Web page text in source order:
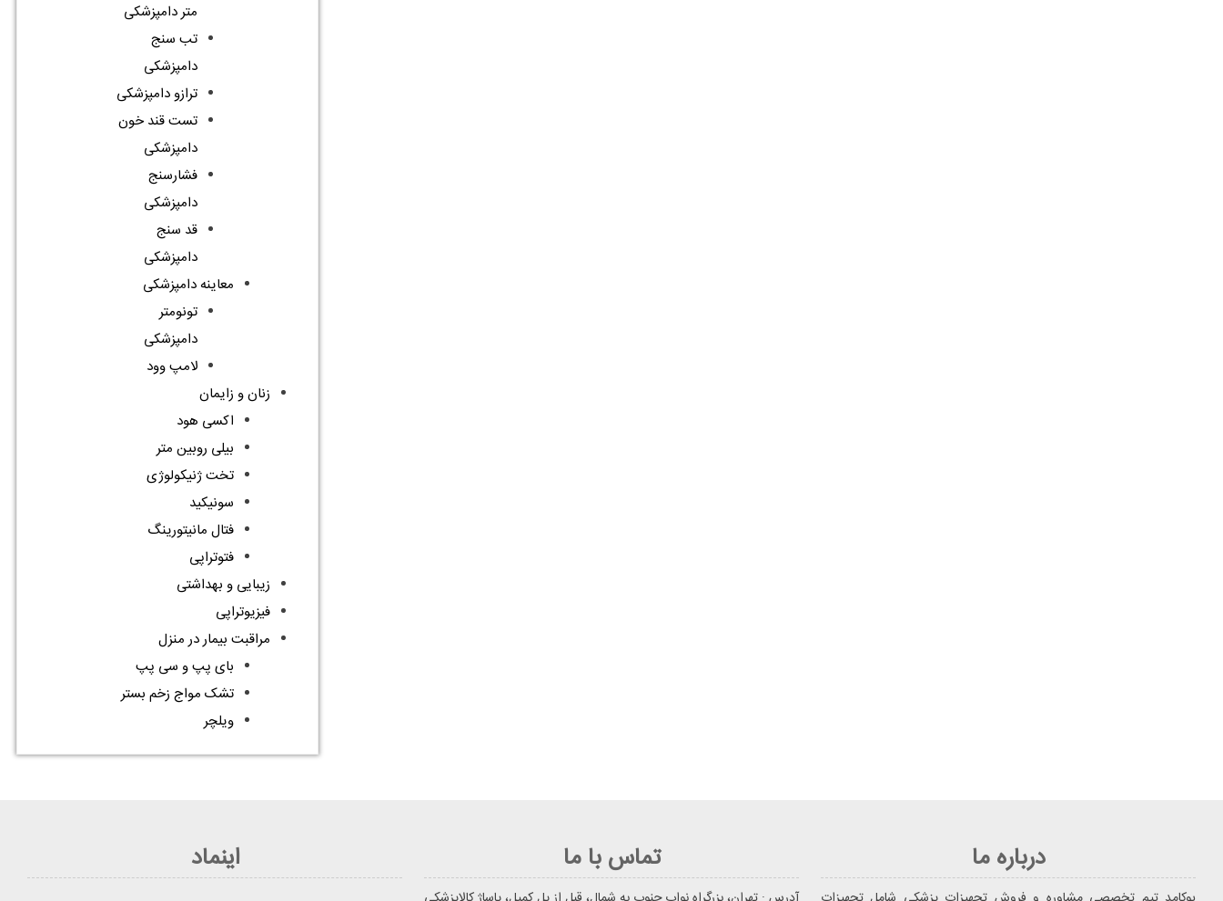
متر دامپزشکی
تب سنج
دامپزشکی
ترازو دامپزشکی
تست قند خون
دامپزشکی
فشارسنج
دامپزشکی
قد سنج
دامپزشکی
معاینه دامپزشکی
تونومتر
دامپزشکی
لامپ وود
زنان و زایمان
اکسی هود
بیلی روبین متر
تخت ژنیکولوژی
سونیکید
فتال مانیتورینگ
فتوتراپی
زیبایی و بهداشتی
فیزیوتراپی
مراقبت بیمار در منزل
بای پپ و سی پپ
تشک مواج زخم بستر
ویلچر
درباره ما تماس با ما اینماد